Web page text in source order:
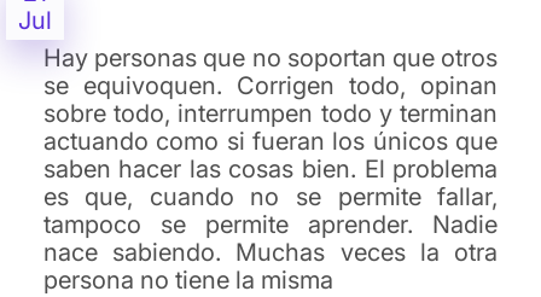
Jul
Hay personas que no soportan que otros
se equivoquen. Corrigen todo, opinan
sobre todo, interrumpen todo y terminan
actuando como si fueran los únicos que
saben hacer las cosas bien. El problema
es que, cuando no se permite fallar,
tampoco se permite aprender. Nadie
nace sabiendo. Muchas veces la otra
persona no tiene la misma